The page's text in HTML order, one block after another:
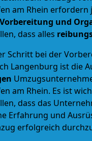
am Rhein erfordern
Vorbereitung und
dass alles
Schritt bei der
Langenburg ist die
am Rhein. Es ist
dass das
Erfahrung und
erfolgreich